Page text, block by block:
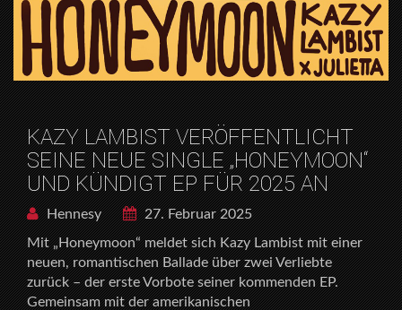
KAZY LAMBIST VERÖFFENTLICHT
SEINE NEUE SINGLE „HONEYMOON“
UND KÜNDIGT EP FÜR 2025 AN
Hennesy
27. Februar 2025
Mit „Honeymoon“ meldet sich Kazy Lambist mit einer
neuen, romantischen Ballade über zwei Verliebte
zurück – der erste Vorbote seiner kommenden EP.
Gemeinsam mit der amerikanischen